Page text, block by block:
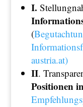
I.
(
austria.at)
II.
Positionen